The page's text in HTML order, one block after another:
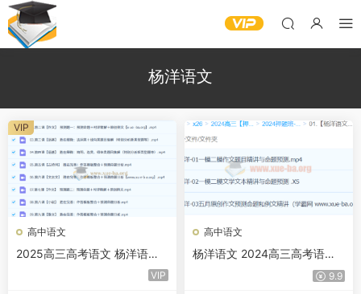
杨洋语文
高中语文
2025高三高考语文 杨洋语文
VIP
VIP
高中语文
杨洋语文 2024高三高考语文
押题冲刺护航班 百度网盘
9.9